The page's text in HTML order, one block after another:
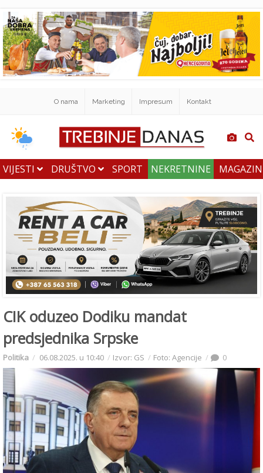
O nama Marketing Impresum Kontakt
VIJESTI DRUŠTVO SPORT NEKRETNINE
CIK oduzeo Dodiku mandat
predsjednika Srpske
Politika 06.08.2025. u 10:40 Izvor: GS Foto: Agencije 0